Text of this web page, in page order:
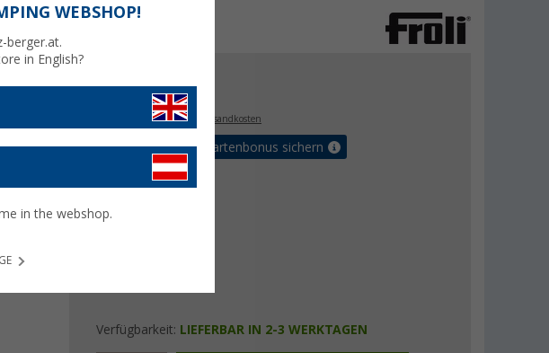
38, €
Preise inkl. MwSt.,zzgl. Versandkosten
Bis zu 5% Vorteilskartenbonus sichern
Verfügbarkeit: LIEFERBAR IN 2-3 WERKTAGEN
WEBSHOP!
berger.at.
in English?
in the webshop.